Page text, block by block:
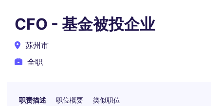
CFO - 基金被投企业
苏州市
全职
职责描述 职位概要 类似职位